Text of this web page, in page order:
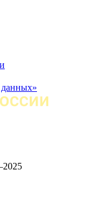
данных»